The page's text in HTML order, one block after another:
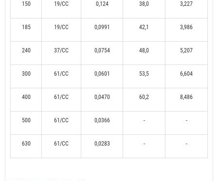
150 19/CC 0,124 38,0 3,227
185 19/CC 0,0991 42,1 3,986
240 37/CC 0,0754 48,0 5,207
300 61/CC 0,0601 53,5 6,604
400 61/CC 0,0470 60,2 8,486
500 61/CC 0,0366 - -
630 61/CC 0,0283 - -